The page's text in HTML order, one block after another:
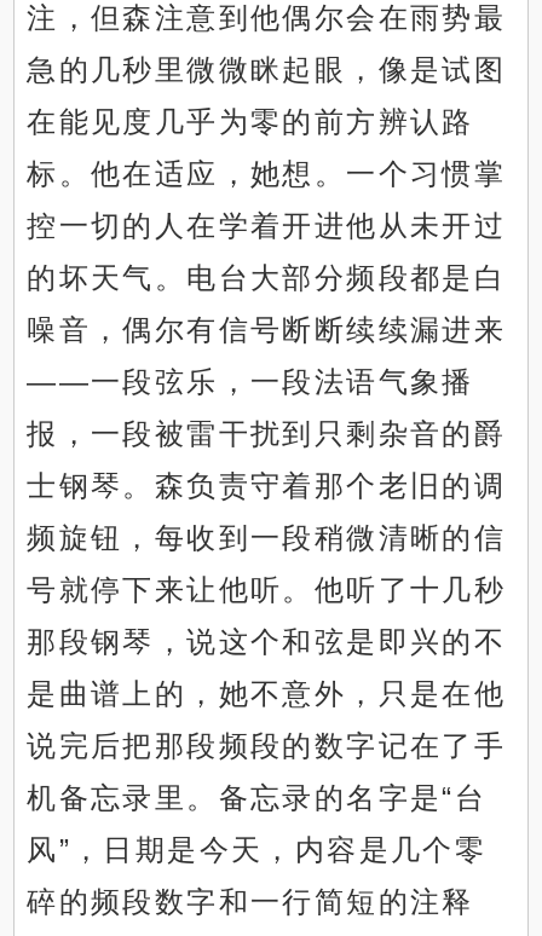
注，但森注意到他偶尔会在雨势最
急的几秒里微微眯起眼，像是试图
在能见度几乎为零的前方辨认路
标。他在适应，她想。一个习惯掌
控一切的人在学着开进他从未开过
的坏天气。电台大部分频段都是白
噪音，偶尔有信号断断续续漏进来
——一段弦乐，一段法语气象播
报，一段被雷干扰到只剩杂音的爵
士钢琴。森负责守着那个老旧的调
频旋钮，每收到一段稍微清晰的信
号就停下来让他听。他听了十几秒
那段钢琴，说这个和弦是即兴的不
是曲谱上的，她不意外，只是在他
说完后把那段频段的数字记在了手
机备忘录里。备忘录的名字是“台
风”，日期是今天，内容是几个零
碎的频段数字和一行简短的注释